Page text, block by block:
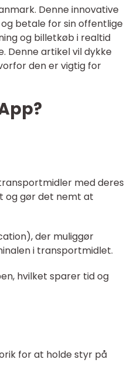
Denne innovative
betale for sin offentlige
og billetkøb i realtid
Denne artikel vil dykke
den er vigtig for
med deres
og gør det nemt at
der muliggør
i transportmidlet.
hvilket sparer tid og
for at holde styr på